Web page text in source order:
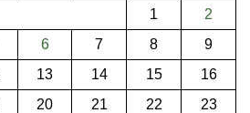
1
2
6 7 8
9
13 14 15
16
20 21 22
23